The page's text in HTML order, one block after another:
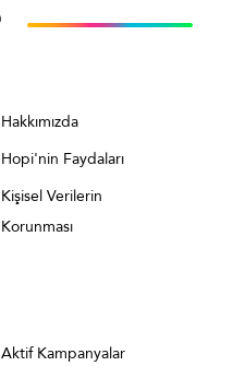
Hakkımızda
Hopi'nin Faydaları
Kişisel Verilerin
Korunması
Aktif Kampanyalar